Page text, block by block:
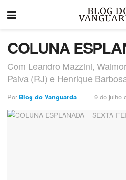
COLUNA
Com Leandro Mazzini,
Paiva (RJ) e Henrique
Por Blog do Vanguarda 9 de julho